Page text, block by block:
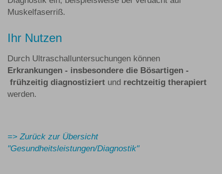
Muskelfaserriß.
Ihr Nutzen
Durch Ultraschalluntersuchungen können
Erkrankungen - insbesondere die Bösartigen -
frühzeitig diagnostiziert und rechtzeitig therapiert
werden.
=> Zurück zur Übersicht
"Gesundheitsleistungen/Diagnostik"